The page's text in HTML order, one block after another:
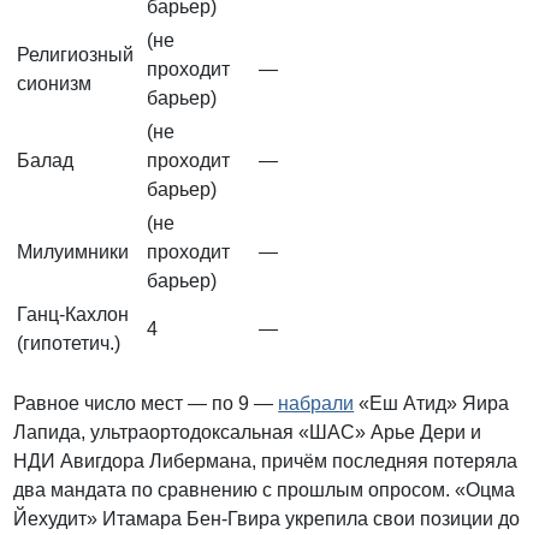
барьер)
Религиозный
сионизм
(не
проходит
барьер)
—
Балад
(не
проходит
барьер)
—
Милуимники
(не
проходит
барьер)
—
Ганц-Кахлон
(гипотетич.)
4 —
Равное число мест — по 9 — набрали «Еш Атид» Яира
Лапида, ультраортодоксальная «ШАС» Арье Дери и
НДИ Авигдора Либермана, причём последняя потеряла
два мандата по сравнению с прошлым опросом. «Оцма
Йехудит» Итамара Бен-Гвира укрепила свои позиции до